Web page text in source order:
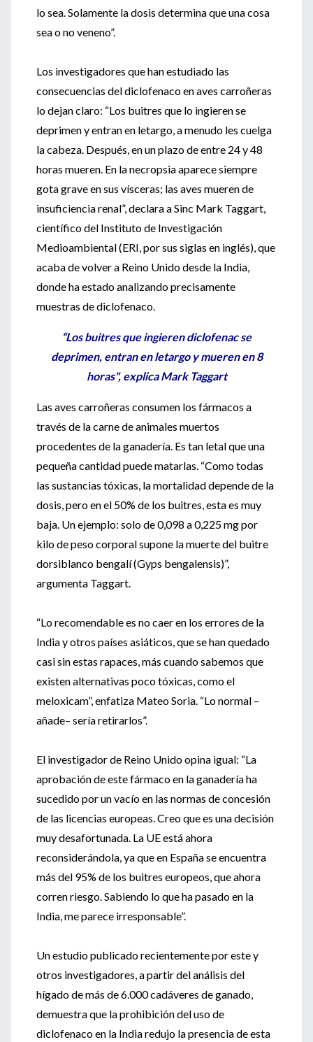
lo sea. Solamente la dosis determina que una cosa
sea o no veneno”.
Los investigadores que han estudiado las
consecuencias del diclofenaco en aves carroñeras
lo dejan claro: “Los buitres que lo ingieren se
deprimen y entran en letargo, a menudo les cuelga
la cabeza. Después, en un plazo de entre 24 y 48
horas mueren. En la necropsia aparece siempre
gota grave en sus vísceras; las aves mueren de
insuficiencia renal”, declara a Sinc Mark Taggart,
científico del Instituto de Investigación
Medioambiental (ERI, por sus siglas en inglés), que
acaba de volver a Reino Unido desde la India,
donde ha estado analizando precisamente
muestras de diclofenaco.
“Los buitres que ingieren diclofenac se
deprimen, entran en letargo y mueren en 8
horas", explica Mark Taggart
Las aves carroñeras consumen los fármacos a
través de la carne de animales muertos
procedentes de la ganadería. Es tan letal que una
pequeña cantidad puede matarlas. “Como todas
las sustancias tóxicas, la mortalidad depende de la
dosis, pero en el 50% de los buitres, esta es muy
baja. Un ejemplo: solo de 0,098 a 0,225 mg por
kilo de peso corporal supone la muerte del buitre
dorsiblanco bengalí (Gyps bengalensis)”,
argumenta Taggart.
“Lo recomendable es no caer en los errores de la
India y otros países asiáticos, que se han quedado
casi sin estas rapaces, más cuando sabemos que
existen alternativas poco tóxicas, como el
meloxicam”, enfatiza Mateo Soria. “Lo normal –
añade– sería retirarlos”.
El investigador de Reino Unido opina igual: “La
aprobación de este fármaco en la ganadería ha
sucedido por un vacío en las normas de concesión
de las licencias europeas. Creo que es una decisión
muy desafortunada. La UE está ahora
reconsiderándola, ya que en España se encuentra
más del 95% de los buitres europeos, que ahora
corren riesgo. Sabiendo lo que ha pasado en la
India, me parece irresponsable”.
Un estudio publicado recientemente por este y
otros investigadores, a partir del análisis del
hígado de más de 6.000 cadáveres de ganado,
demuestra que la prohibición del uso de
diclofenaco en la India redujo la presencia de esta